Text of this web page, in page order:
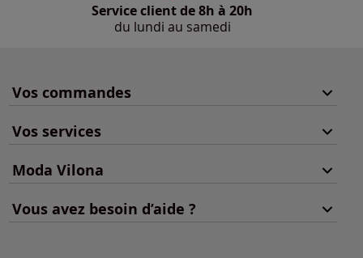
Service client de 8h à 20h
du lundi au samedi
Vos commandes
Vos services
Moda Vilona
Vous avez besoin d’aide ?